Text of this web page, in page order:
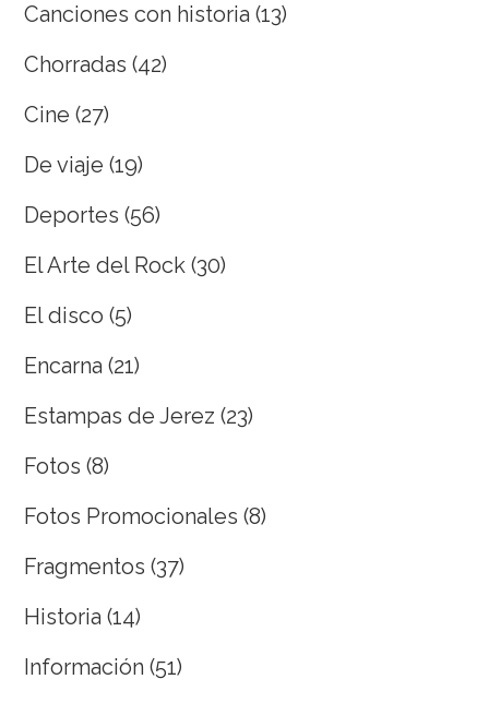
Canciones con historia (13)
Chorradas (42)
Cine (27)
De viaje (19)
Deportes (56)
El Arte del Rock (30)
El disco (5)
Encarna (21)
Estampas de Jerez (23)
Fotos (8)
Fotos Promocionales (8)
Fragmentos (37)
Historia (14)
Información (51)